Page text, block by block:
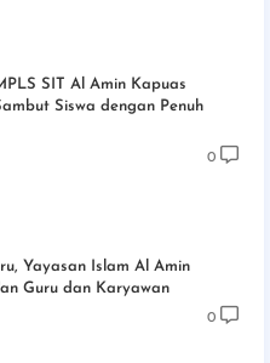
SIT Al Amin Kapuas
Siswa dengan Penuh
0
Yayasan Islam Al Amin
Guru dan Karyawan
0